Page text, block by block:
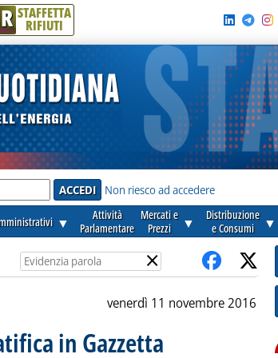
R STAFFETTA
RIFIUTI
Non riesco ad accedere
▼
Attività
Parlamentare
Mercati e
Prezzi
▼
Distribuzione
e Consumi
▼
×
venerdì 11 novembre 2016
in Gazzetta